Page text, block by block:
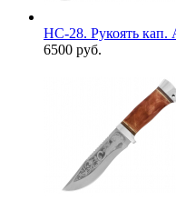
НС-28. Рукоять
6500 руб.